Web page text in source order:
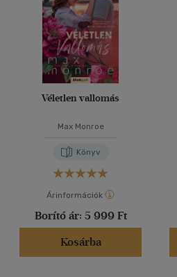
Véletlen vallomás
Max Monroe
Könyv
Árinformációk
Borító ár: 5 999 Ft
Kosárba